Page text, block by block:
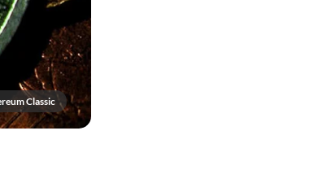
Classic